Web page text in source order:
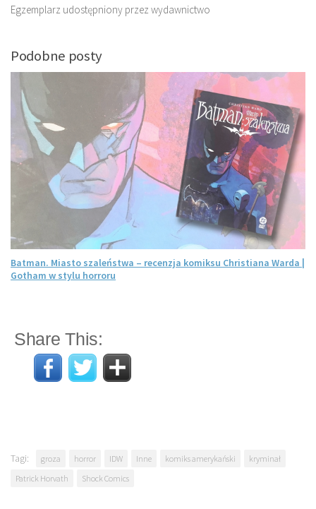
Egzemplarz udostępniony przez wydawnictwo
Podobne posty
Batman. Miasto szaleństwa – recenzja komiksu Christiana Warda |
Gotham w stylu horroru
Share This:
Tagi: groza horror IDW Inne komiks amerykański
kryminał
Patrick Horvath
Shock Comics